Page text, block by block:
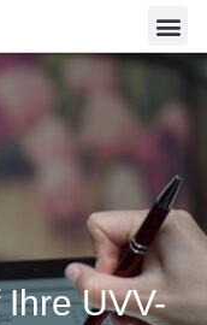
UVV-